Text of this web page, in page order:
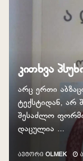
კითხვა
არც ერთი
ტექსტიდან, არ
შესაძლო
დაცულია ...
ᲐᲕᲢᲝᲠᲘ OLMEK